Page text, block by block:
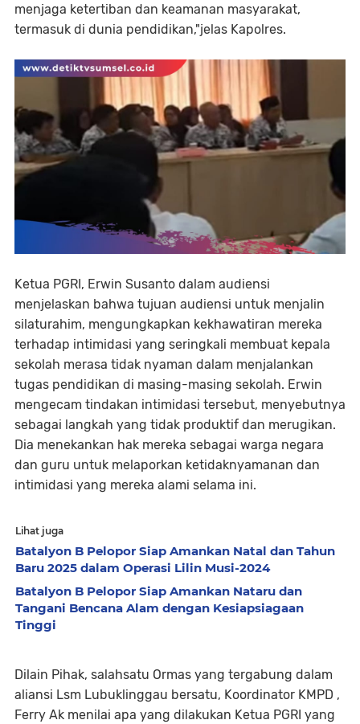
menjaga ketertiban dan keamanan masyarakat,
termasuk di dunia pendidikan,"jelas Kapolres.
Ketua PGRI, Erwin Susanto dalam audiensi
menjelaskan bahwa tujuan audiensi untuk menjalin
silaturahim, mengungkapkan kekhawatiran mereka
terhadap intimidasi yang seringkali membuat kepala
sekolah merasa tidak nyaman dalam menjalankan
tugas pendidikan di masing-masing sekolah. Erwin
mengecam tindakan intimidasi tersebut, menyebutnya
sebagai langkah yang tidak produktif dan merugikan.
Dia menekankan hak mereka sebagai warga negara
dan guru untuk melaporkan ketidaknyamanan dan
intimidasi yang mereka alami selama ini.
Lihat juga
Batalyon B Pelopor Siap Amankan Natal dan Tahun
Baru 2025 dalam Operasi Lilin Musi-2024
Batalyon B Pelopor Siap Amankan Nataru dan
Tangani Bencana Alam dengan Kesiapsiagaan
Tinggi
Dilain Pihak, salahsatu Ormas yang tergabung dalam
aliansi Lsm Lubuklinggau bersatu, Koordinator KMPD ,
Ferry Ak menilai apa yang dilakukan Ketua PGRI yang